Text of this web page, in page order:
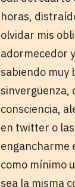
horas,
olvidar mis
adormecedor
sabiendo muy
sinvergüenza,
consciencia,
en twitter o
engancharme
como mínimo
sea la misma